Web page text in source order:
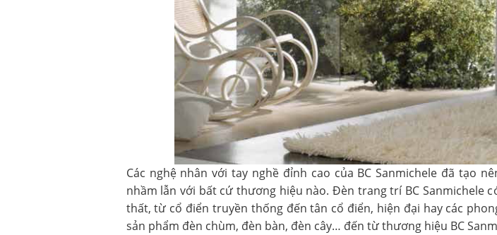
Các nghệ nhân với tay nghề đỉnh cao của BC Sanmichele đã tạo
nhầm lẫn với bất cứ thương hiệu nào. Đèn trang trí BC Sanmichele
thất, từ cổ điển truyền thống đến tân cổ điển, hiện đại hay các
sản phẩm đèn chùm, đèn bàn, đèn cây… đến từ thương hiệu BC